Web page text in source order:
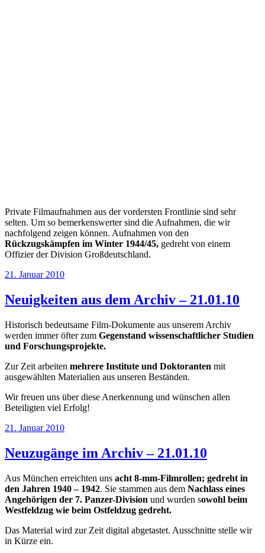
Private Filmaufnahmen aus der vordersten Frontlinie sind sehr
selten. Um so bemerkenswerter sind die Aufnahmen, die wir
nachfolgend zeigen können. Aufnahmen von den
Rückzugskämpfen im Winter 1944/45, gedreht von einem
Offizier der Division Großdeutschland.
Veröffentlicht
21. Januar 2010
Neuigkeiten aus dem Archiv – 21.01.10
Historisch bedeutsame Film-Dokumente aus unserem Archiv
werden immer öfter zum Gegenstand wissenschaftlicher Studien
und Forschungsprojekte.
Zur Zeit arbeiten mehrere Institute und Doktoranten mit
ausgewählten Materialien aus unseren Beständen.
Wir freuen uns über diese Anerkennung und wünschen allen
Beteiligten viel Erfolg!
Veröffentlicht
21. Januar 2010
Neuzugänge im Archiv – 21.01.10
Aus München erreichten uns acht 8-mm-Filmrollen; gedreht in
den Jahren 1940 – 1942. Sie stammen aus dem Nachlass eines
Angehörigen der 7. Panzer-Division und wurden sowohl beim
Westfeldzug wie beim Ostfeldzug gedreht.
Das Material wird zur Zeit digital abgetastet. Ausschnitte stelle wir
in Kürze ein.